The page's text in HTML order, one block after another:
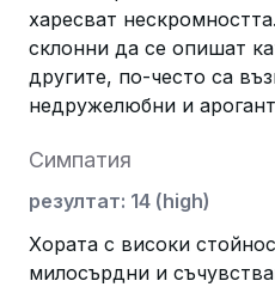
харесват
склонни да се опишат
другите, по-често са
недружелюбни и
Симпатия
резултат: 14 (high)
Хората с високи
милосърдни и